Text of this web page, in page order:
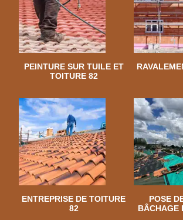
PEINTURE SUR TUILE ET
TOITURE 82
ENTREPRISE DE TOITURE
82
POSE
BÂCHAGE